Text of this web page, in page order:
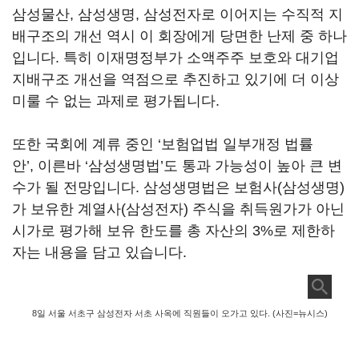
삼성물산, 삼성생명, 삼성전자로 이어지는 수직적 지
배구조의 개선 역시 이 회장에게 당면한 난제 중 하나
입니다. 특히 이재명정부가 소액주주 보호와 대기업
지배구조 개선을 역점으로 추진하고 있기에 더 이상
미룰 수 없는 과제로 평가됩니다.
또한 국회에 계류 중인 ‘보험업법 일부개정 법률
안’, 이른바 ‘삼성생명법 ’도 통과 가능성이 높아 큰 변
수가 될 전망입니다. 삼성생명법은 보험사(삼성생명)
가 보유한 계열사(삼성전자) 주식을 취득원가가 아닌
시가로 평가해 보유 한도를 총 자산의 3%로 제한하
자는 내용을 담고 있습니다.
8일 서울 서초구 삼성전자 서초 사옥에 직원들이 오가고 있다. (사진=뉴시스)